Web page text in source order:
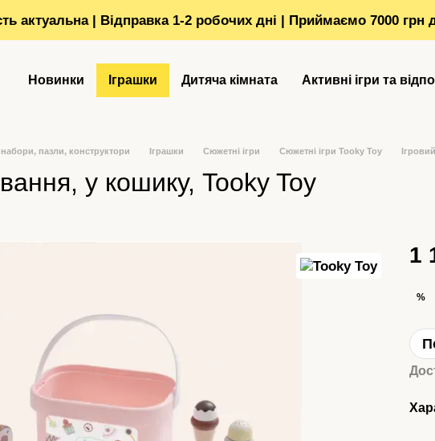
актуальна | Відправка 1-2 робочих дні | Приймаємо 7000
Новинки Іграшки Дитяча кімната Активні ігри та
пазли, конструктори Іграшки Сюжетні ігри Сюжетні ігри Tooky Toy
у кошику, Tooky Toy
1
%